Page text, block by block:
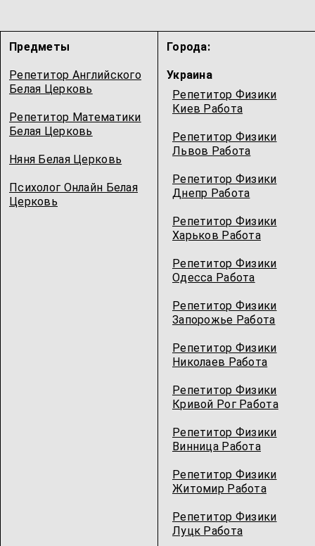
Предметы
Репетитор Английского
Белая Церковь
Репетитор Математики
Белая Церковь
Няня Белая Церковь
Психолог Онлайн Белая
Церковь
Города:
Украина
Репетитор Физики
Киев Работа
Репетитор Физики
Львов Работа
Репетитор Физики
Днепр Работа
Репетитор Физики
Харьков Работа
Репетитор Физики
Одесcа Работа
Репетитор Физики
Запорожье Работа
Репетитор Физики
Николаев Работа
Репетитор Физики
Кривой Рог Работа
Репетитор Физики
Винница Работа
Репетитор Физики
Житомир Работа
Репетитор Физики
Луцк Работа